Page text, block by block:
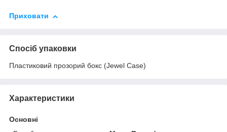
Приховати
Спосіб упаковки
Пластиковий прозорий бокс (Jewel Case)
Характеристики
Основні